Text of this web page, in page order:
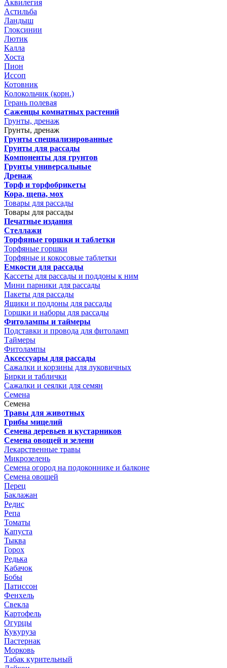
Аквилегия
Астильба
Ландыш
Глоксинии
Лютик
Калла
Хоста
Пион
Иссоп
Котовник
Колокольчик (корн.)
Герань полевая
Саженцы комнатных растений
Грунты, дренаж
Грунты, дренаж
Грунты специализированные
Грунты для рассады
Компоненты для грунтов
Грунты универсальные
Дренаж
Торф и торфобрикеты
Кора, щепа, мох
Товары для рассады
Товары для рассады
Печатные издания
Стеллажи
Торфяные горшки и таблетки
Торфяные горшки
Торфяные и кокосовые таблетки
Емкости для рассады
Кассеты для рассады и поддоны к ним
Мини парники для рассады
Пакеты для рассады
Ящики и поддоны для рассады
Горшки и наборы для рассады
Фитолампы и таймеры
Подставки и провода для фитоламп
Таймеры
Фитолампы
Аксессуары для рассады
Сажалки и корзины для луковичных
Бирки и таблички
Сажалки и сеялки для семян
Семена
Семена
Травы для животных
Грибы мицелий
Семена деревьев и кустарников
Семена овощей и зелени
Лекарственные травы
Микрозелень
Семена огород на подоконнике и балконе
Семена овощей
Перец
Баклажан
Редис
Репа
Томаты
Капуста
Тыква
Горох
Редька
Кабачок
Бобы
Патиссон
Фенхель
Свекла
Картофель
Огурцы
Кукуруза
Пастернак
Морковь
Табак курительный